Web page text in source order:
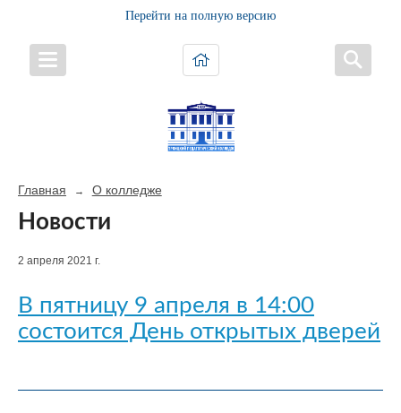
Перейти на полную версию
Главная → О колледже
Новости
2 апреля 2021 г.
В пятницу 9 апреля в 14:00
состоится День открытых дверей